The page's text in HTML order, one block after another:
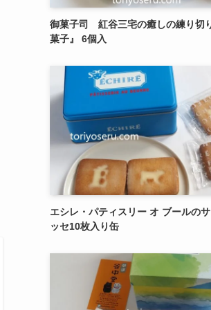
御菓子司 紅谷三宅の癒しの練り切
菓子』 6個入
エシレ・パティスリー オ ブールの
ッセ10枚入り缶